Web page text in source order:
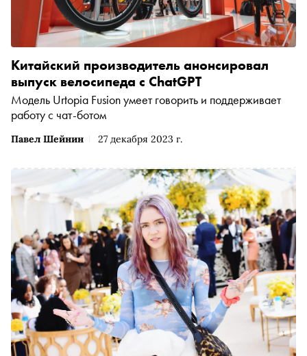
Павел Шейнин 27 декабря 2023 г.
Китайский производитель анонсировал
выпуск велосипеда с ChatGPT
Модель Urtopia Fusion умеет говорить и поддерживает
работу с чат-ботом